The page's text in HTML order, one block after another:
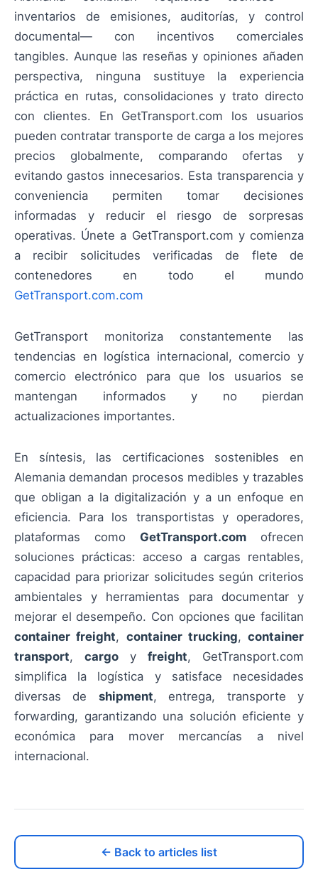
inventarios de emisiones, auditorías, y control
documental— con incentivos comerciales
tangibles. Aunque las reseñas y opiniones añaden
perspectiva, ninguna sustituye la experiencia
práctica en rutas, consolidaciones y trato directo
con clientes. En GetTransport.com los usuarios
pueden contratar transporte de carga a los mejores
precios globalmente, comparando ofertas y
evitando gastos innecesarios. Esta transparencia y
conveniencia permiten tomar decisiones
informadas y reducir el riesgo de sorpresas
operativas. Únete a GetTransport.com y comienza
a recibir solicitudes verificadas de flete de
contenedores en todo el mundo
GetTransport.com.com
GetTransport monitoriza constantemente las
tendencias en logística internacional, comercio y
comercio electrónico para que los usuarios se
mantengan informados y no pierdan
actualizaciones importantes.
En síntesis, las certificaciones sostenibles en
Alemania demandan procesos medibles y trazables
que obligan a la digitalización y a un enfoque en
eficiencia. Para los transportistas y operadores,
plataformas como GetTransport.com ofrecen
soluciones prácticas: acceso a cargas rentables,
capacidad para priorizar solicitudes según criterios
ambientales y herramientas para documentar y
mejorar el desempeño. Con opciones que facilitan
container freight, container trucking, container
transport, cargo y freight, GetTransport.com
simplifica la logística y satisface necesidades
diversas de shipment, entrega, transporte y
forwarding, garantizando una solución eficiente y
económica para mover mercancías a nivel
internacional.
← Back to articles list